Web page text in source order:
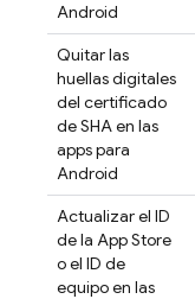
Android
Quitar las
huellas digitales
del certificado
de SHA en las
apps para
Android
Actualizar el ID
de la App Store
o el ID de
equipo en las